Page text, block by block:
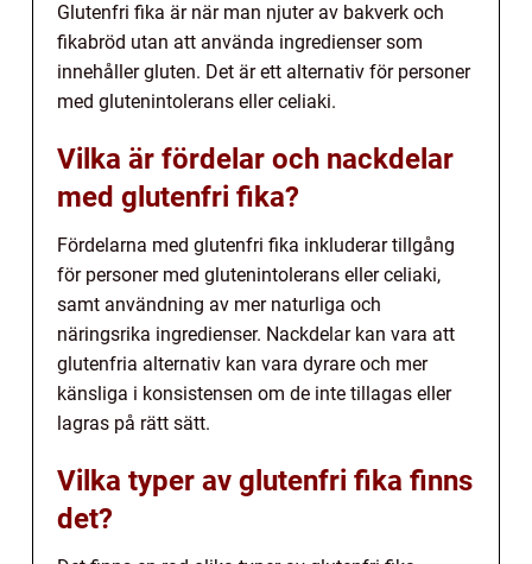
Glutenfri fika är när man njuter av bakverk och
fikabröd utan att använda ingredienser som
innehåller gluten. Det är ett alternativ för personer
med glutenintolerans eller celiaki.
Vilka är fördelar och nackdelar
med glutenfri fika?
Fördelarna med glutenfri fika inkluderar tillgång
för personer med glutenintolerans eller celiaki,
samt användning av mer naturliga och
näringsrika ingredienser. Nackdelar kan vara att
glutenfria alternativ kan vara dyrare och mer
känsliga i konsistensen om de inte tillagas eller
lagras på rätt sätt.
Vilka typer av glutenfri fika finns
det?